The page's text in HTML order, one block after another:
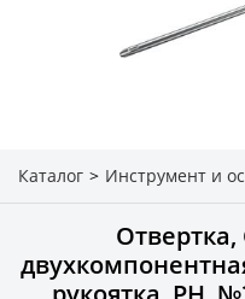
Каталог > Инструмент и
Отвертка,